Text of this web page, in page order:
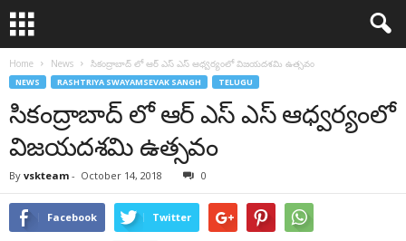
Home News సికంద్రాబాద్ లో ఆర్ ఎస్ ఎస్ ఆధ్వర్యంలో విజయదశమి ఉత్సవం
NEWS RASHTRIYA SWAYAMSEVAK SANGH TELUGU
సికంద్రాబాద్ లో ఆర్ ఎస్ ఎస్ ఆధ్వర్యంలో
విజయదశమి ఉత్సవం
By vskteam - October 14, 2018 0
Facebook Twitter